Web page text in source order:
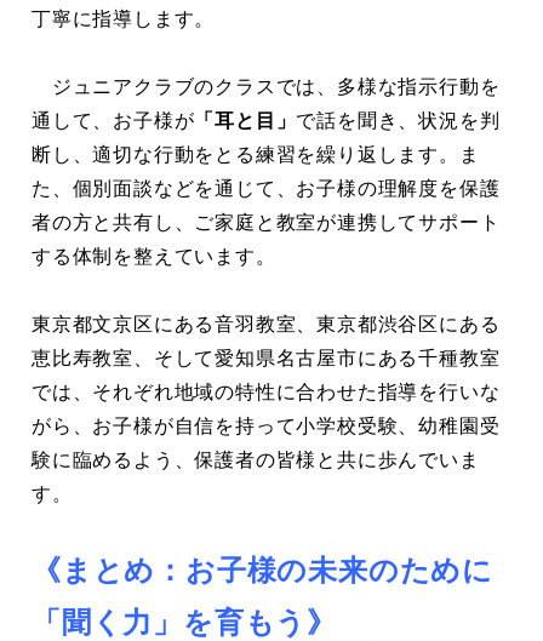
丁寧に指導します。
ジュニアクラブのクラスでは、多様な指示行動を
通して、お子様が 「耳と目」 で話を聞き、状況を判
断し、適切な行動をとる練習を繰り返します。ま
た、個別面談などを通じて、お子様の理解度を保護
者の方と共有し、ご家庭と教室が連携してサポート
する体制を整えています。
東京都文京区にある音羽教室、東京都渋谷区にある
恵比寿教室、そして愛知県名古屋市にある千種教室
では、それぞれ地域の特性に合わせた指導を行いな
がら、お子様が自信を持って小学校受験、幼稚園受
験に臨めるよう、保護者の皆様と共に歩んでいま
す。
《まとめ：お子様の未来のために
「聞く力」を育もう》